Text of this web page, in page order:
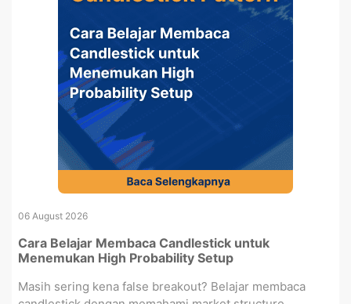
06 August 2026
Cara Belajar Membaca Candlestick untuk
Menemukan High Probability Setup
Masih sering kena false breakout? Belajar membaca